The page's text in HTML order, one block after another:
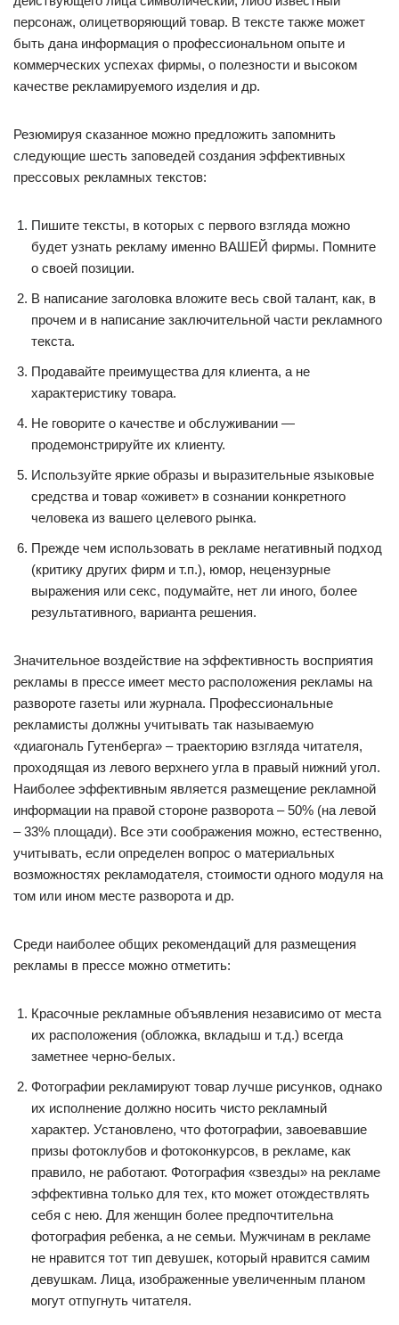
персонаж, олицетворяющий товар. В тексте также может
быть дана информация о профессиональном опыте и
коммерческих успехах фирмы, о полезности и высоком
качестве рекламируемого изделия и др.
Резюмируя сказанное можно предложить запомнить
следующие шесть заповедей создания эффективных
прессовых рекламных текстов:
Пишите тексты, в которых с первого взгляда можно
будет узнать рекламу именно ВАШЕЙ фирмы. Помните
о своей позиции.
В написание заголовка вложите весь свой талант, как, в
прочем и в написание заключительной части рекламного
текста.
Продавайте преимущества для клиента, а не
характеристику товара.
Не говорите о качестве и обслуживании —
продемонстрируйте их клиенту.
Используйте яркие образы и выразительные языковые
средства и товар «оживет» в сознании конкретного
человека из вашего целевого рынка.
Прежде чем использовать в рекламе негативный подход
(критику других фирм и т.п.), юмор, нецензурные
выражения или секс, подумайте, нет ли иного, более
результативного, варианта решения.
Значительное воздействие на эффективность восприятия
рекламы в прессе имеет место расположения рекламы на
развороте газеты или журнала. Профессиональные
рекламисты должны учитывать так называемую
«диагональ Гутенберга» – траекторию взгляда читателя,
проходящая из левого верхнего угла в правый нижний угол.
Наиболее эффективным является размещение рекламной
информации на правой стороне разворота – 50% (на левой
– 33% площади). Все эти соображения можно, естественно,
учитывать, если определен вопрос о материальных
возможностях рекламодателя, стоимости одного модуля на
том или ином месте разворота и др.
Среди наиболее общих рекомендаций для размещения
рекламы в прессе можно отметить:
Красочные рекламные объявления независимо от места
их расположения (обложка, вкладыш и т.д.) всегда
заметнее черно-белых.
Фотографии рекламируют товар лучше рисунков, однако
их исполнение должно носить чисто рекламный
характер. Установлено, что фотографии, завоевавшие
призы фотоклубов и фотоконкурсов, в рекламе, как
правило, не работают. Фотография «звезды» на рекламе
эффективна только для тех, кто может отождествлять
себя с нею. Для женщин более предпочтительна
фотография ребенка, а не семьи. Мужчинам в рекламе
не нравится тот тип девушек, который нравится самим
девушкам. Лица, изображенные увеличенным планом
могут отпугнуть читателя.